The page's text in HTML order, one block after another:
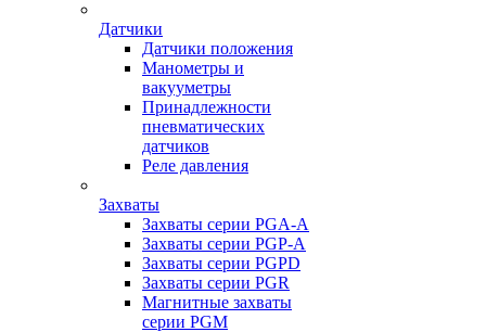
Датчики
Датчики положения
Манометры и
вакууметры
Принадлежности
пневматических
датчиков
Реле давления
Захваты
Захваты серии PGA-A
Захваты серии PGP-A
Захваты серии PGPD
Захваты серии PGR
Магнитные захваты
серии PGM